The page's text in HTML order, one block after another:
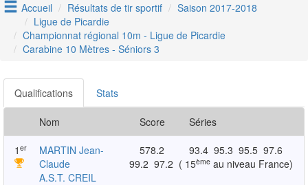
Accueil Résultats de tir sportif
Saison 2017-2018
Ligue de Picardie
Championnat régional 10m - Ligue de Picardie
Carabine 10 Mètres - Séniors 3
Qualifications Stats
Nom Score Séries
1 er
MARTIN Jean-
Claude
A.S.T. CREIL
578.2 93.4 95.3 95.5 97.6
99.2 97.2 ( 15èmeau niveau France)